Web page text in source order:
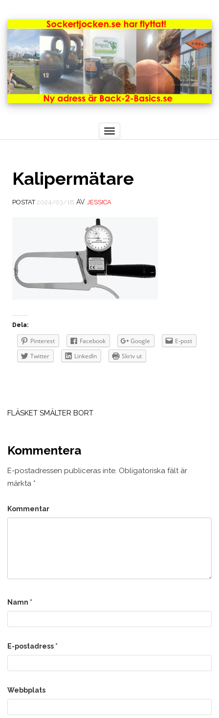
Toggle
navigation
Kalipermätare
POSTAT 2024/03/18 AV JESSICA
Dela:
Pinterest Facebook Google
E-post
Twitter
LinkedIn Skriv ut
FLÄSKET SMÄLTER BORT
Kommentera
E-postadressen publiceras inte. Obligatoriska fält är
märkta *
Kommentar
Namn *
E-postadress *
Webbplats